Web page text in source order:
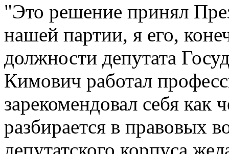
"Это решение принял
нашей партии, я его,
должности депутата
Кимович работал
зарекомендовал себя как
разбирается в правовых